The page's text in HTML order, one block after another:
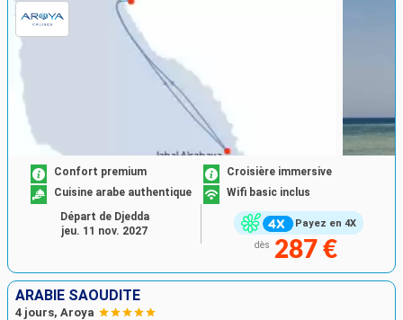
Payez en 4X
Confort premium
Croisière immersive
Cuisine arabe authentique
Wifi basic inclus
dès 287 €
Départ de Djedda
jeu. 11 nov. 2027
ARABIE SAOUDITE
4 jours, Aroya